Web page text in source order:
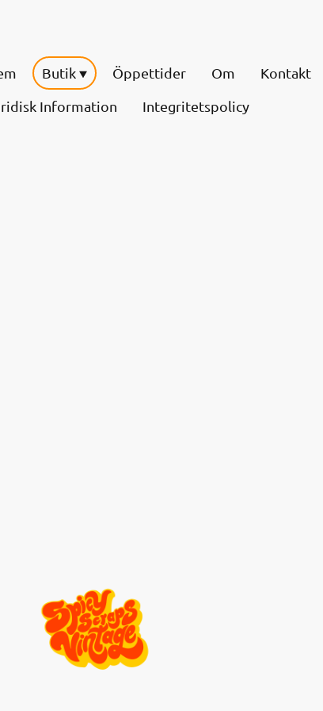
Butik Öppettider Om Kontakt
Information
Integritetspolicy